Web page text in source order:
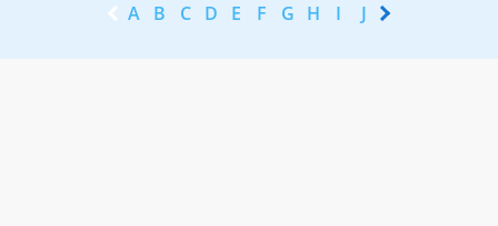
A B C D E F G H I J K